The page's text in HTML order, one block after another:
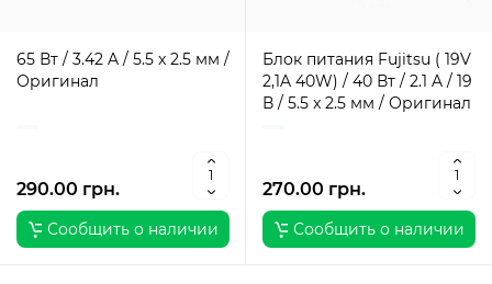
65 Вт / 3.42 A / 5.5 x 2.5 мм /
Оригинал
290.00 грн.
Сообщить о наличии
Блок питания Fujitsu ( 19V
2,1A 40W) / 40 Вт / 2.1 A / 19
В / 5.5 x 2.5 мм / Оригинал
270.00 грн.
Сообщить о наличии